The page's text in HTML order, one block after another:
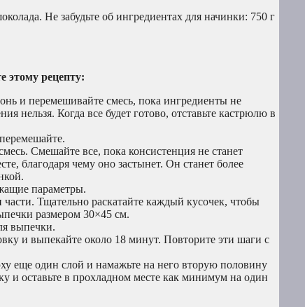
Не забудьте об ингредиентах для начинки: 750 г
этому рецепту:
и перемешивайте смесь, пока ингредиенты не
нельзя. Когда все будет готово, отставьте кастрюлю в
Смешайте все, пока консистенция не станет
благодаря чему оно застынет. Он станет более
параметры.
Тщательно раскатайте каждый кусочек, чтобы
размером 30×45 см.
выпечки.
и выпекайте около 18 минут. Повторите эти шаги с
еще один слой и намажьте на него вторую половину
и оставьте в прохладном месте как минимум на один